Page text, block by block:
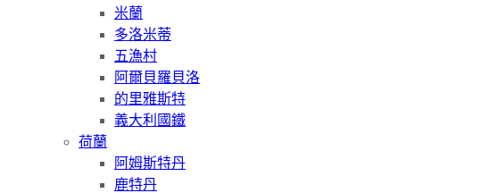
米蘭
多洛米蒂
五漁村
阿爾貝羅貝洛
的里雅斯特
義大利國鐵
荷蘭
阿姆斯特丹
鹿特丹